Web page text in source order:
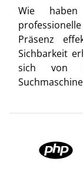
Wie
Präsenz
Sichbarkeit
sich von